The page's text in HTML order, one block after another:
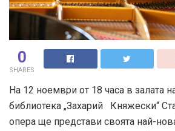
0
SHARES
На 12 ноември от 18 часа в залата
библиотека „Захарий Княжески“
опера ще представи своята най-